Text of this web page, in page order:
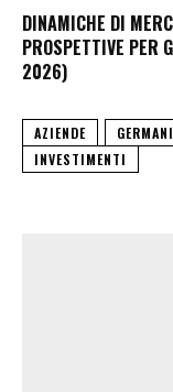
DINAMICHE DI
PROSPETTIVE PER
2026)
AZIENDE
INVESTIMENTI